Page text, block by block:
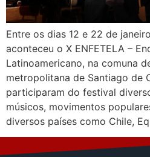
Entre os dias 12 e 22 de
aconteceu o X ENFETELA –
Latinoamericano, na comuna
metropolitana de Santiago de
participaram do festival
músicos, movimentos
diversos países como Chile,